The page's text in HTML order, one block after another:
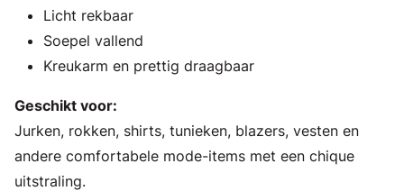
Licht rekbaar
Soepel vallend
Kreukarm en prettig draagbaar
Geschikt voor:
Jurken, rokken, shirts, tunieken, blazers, vesten en
andere comfortabele mode-items met een chique
uitstraling.